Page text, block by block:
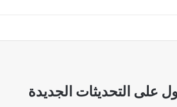
على التحديثات الجديدة